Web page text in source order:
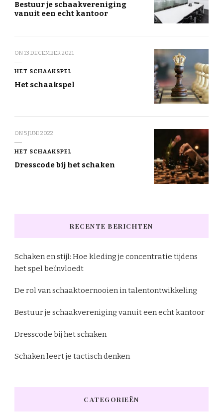
Bestuur je schaakvereniging
vanuit een echt kantoor
ON13 DECEMBER 2021
HET SCHAAKSPEL
Het schaakspel
ON 5 JUNI 2022
HET SCHAAKSPEL
Dresscode bij het schaken
RECENTE BERICHTEN
Schaken en stijl: Hoe kleding je concentratie tijdens
het spel beïnvloedt
De rol van schaaktoernooien in talentontwikkeling
Bestuur je schaakvereniging vanuit een echt kantoor
Dresscode bij het schaken
Schaken leert je tactisch denken
CATEGORIEËN